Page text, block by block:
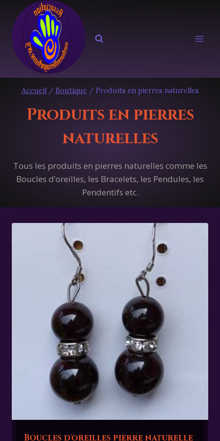
contenu
Accueil / Boutique / Produits en pierres naturelles
Produits en pierres
naturelles
Tous les produits en pierres naturelles comme les
Boucles d’oreilles, les Bracelets, les Pendules, les
Pendentifs etc.
Boucles d'oreilles pierre naturelle